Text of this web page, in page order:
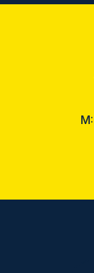
M: